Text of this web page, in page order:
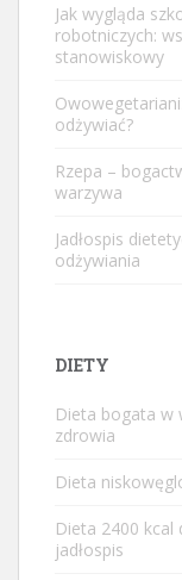
Jak wygląda
robotniczych:
stanowiskowy
odżywiać?
Rzepa –
warzywa
Jadłospis
odżywiania
DIETY
Dieta bogata w
zdrowia
Dieta
Dieta 2400 kcal
jadłospis